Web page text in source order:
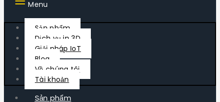
Menu
Sản phẩm
Dịch vụ in 3D
Giải pháp IoT
Blog
Về chúng tôi
Tài khoản
Sản phẩm